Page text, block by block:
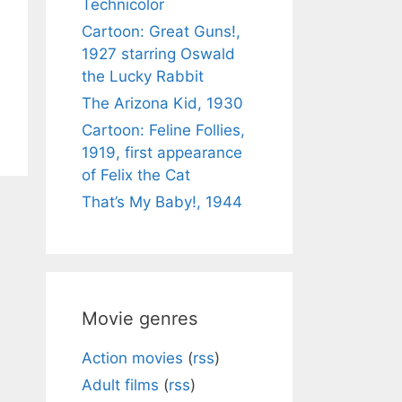
Technicolor
Cartoon: Great Guns!,
1927 starring Oswald
the Lucky Rabbit
The Arizona Kid, 1930
Cartoon: Feline Follies,
1919, first appearance
of Felix the Cat
That’s My Baby!, 1944
Movie genres
Action movies (rss)
Adult films (rss)